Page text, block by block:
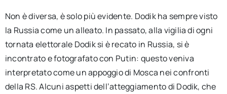
Non è diversa, è solo più evidente. Dodik ha sempre visto
la Russia come un alleato. In passato, alla vigilia di ogni
tornata elettorale Dodik si è recato in Russia, si è
incontrato e fotografato con Putin: questo veniva
interpretato come un appoggio di Mosca nei confronti
della RS. Alcuni aspetti dell’atteggiamento di Dodik, che